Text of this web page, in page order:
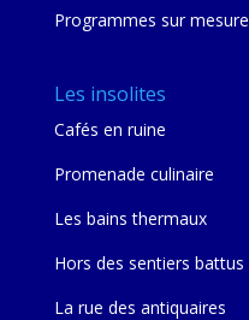
Programmes sur mesure
Les insolites
Cafés en ruine
Promenade culinaire
Les bains thermaux
Hors des sentiers battus
La rue des antiquaires